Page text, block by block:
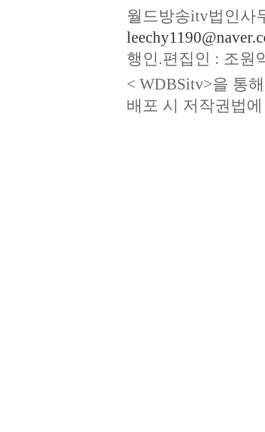
월드방송itv법인사
행인.편집인 : 조원
< WDBSitv>을 통
배포 시 저작권법